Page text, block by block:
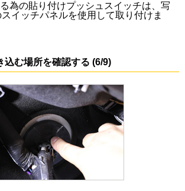
為の貼り付けプッシュスイッチは、写
イッチパネルを使用して取り付けま
込む場所を確認する (6/9)